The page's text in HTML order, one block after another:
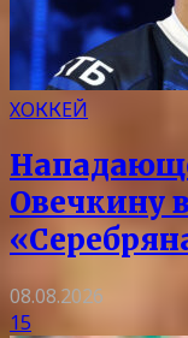
ХОККЕЙ
Овечкину
08.08.2026
15